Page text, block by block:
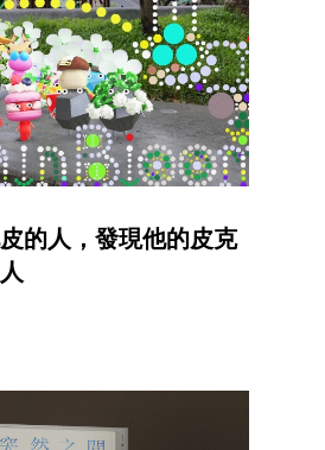
皮的人，發現他的皮克